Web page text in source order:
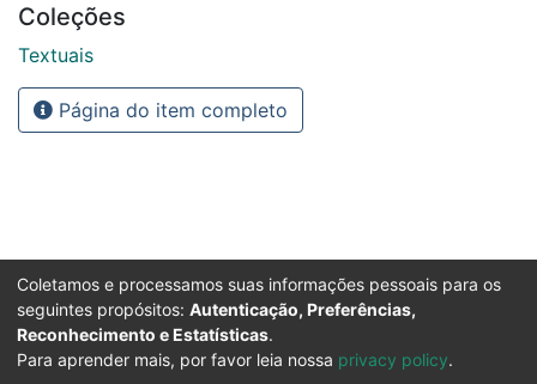
Coleções
Textuais
Página do item completo
Coletamos e processamos suas informações pessoais para os
seguintes propósitos: Autenticação, Preferências,
Reconhecimento e Estatísticas.
Para aprender mais, por favor leia nossa privacy policy.